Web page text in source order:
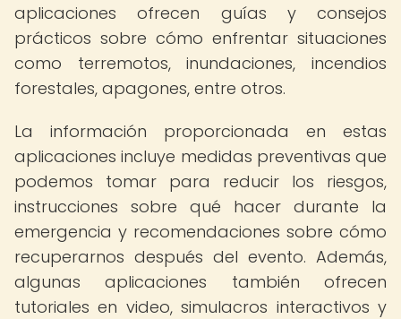
aplicaciones ofrecen guías y consejos
prácticos sobre cómo enfrentar situaciones
como terremotos, inundaciones, incendios
forestales, apagones, entre otros.
La información proporcionada en estas
aplicaciones incluye medidas preventivas que
podemos tomar para reducir los riesgos,
instrucciones sobre qué hacer durante la
emergencia y recomendaciones sobre cómo
recuperarnos después del evento. Además,
algunas aplicaciones también ofrecen
tutoriales en video, simulacros interactivos y